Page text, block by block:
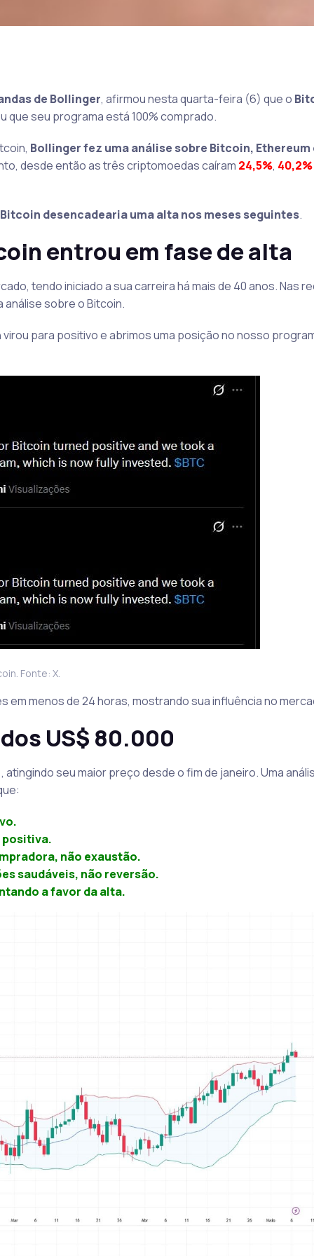
de Bollinger, afirmou nesta quarta-feira (6) que o
que seu programa está 100% comprado.
Bollinger fez uma análise sobre Bitcoin, Ethereum
desde então as três criptomoedas caíram 24,5%, 40,2%
desencadearia uma alta nos meses seguintes.
entrou em fase de alta
tendo iniciado a sua carreira há mais de 40 anos. Nas
análise sobre o Bitcoin.
para positivo e abrimos uma posição no nosso
Fonte: X.
em menos de 24 horas, mostrando sua influência no
US$ 80.000
seu maior preço desde o fim de janeiro. Uma
não exaustão.
saudáveis, não reversão.
a favor da alta.